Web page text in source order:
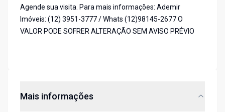
Agende sua visita. Para mais informações: Ademir
Imóveis: (12) 3951-3777 / Whats (12)98145-2677 O
VALOR PODE SOFRER ALTERAÇÃO SEM AVISO PRÉVIO
Mais informações